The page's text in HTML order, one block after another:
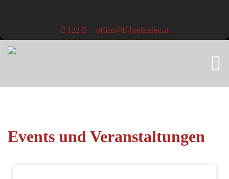
122 office@ff-breitenlee.at
Events und Veranstaltungen